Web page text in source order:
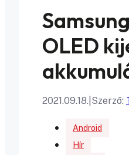
OLED
2021.09.18. Szerző:
Android
Hír